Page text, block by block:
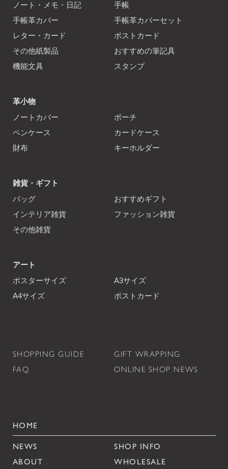
ノート・メモ・日記
手帳
手帳革カバー
手帳革カバーセット
レター・カード
ポストカード
その他紙製品
おすすめの筆記具
機能文具
スタンプ
革小物
ノートカバー
ポーチ
ペンケース
カードケース
財布
キーホルダー
雑貨・ギフト
バッグ
おすすめギフト
インテリア雑貨
ファッション雑貨
その他雑貨
アート
ポスターサイズ
A3サイズ
A4サイズ
ポストカード
SHOPPING GUIDE
GIFT WRAPPING
FAQ
ONLINE SHOP NEWS
HOME
NEWS
SHOP INFO
ABOUT
WHOLESALE